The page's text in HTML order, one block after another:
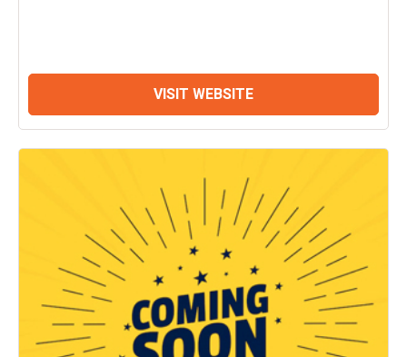
VISIT WEBSITE